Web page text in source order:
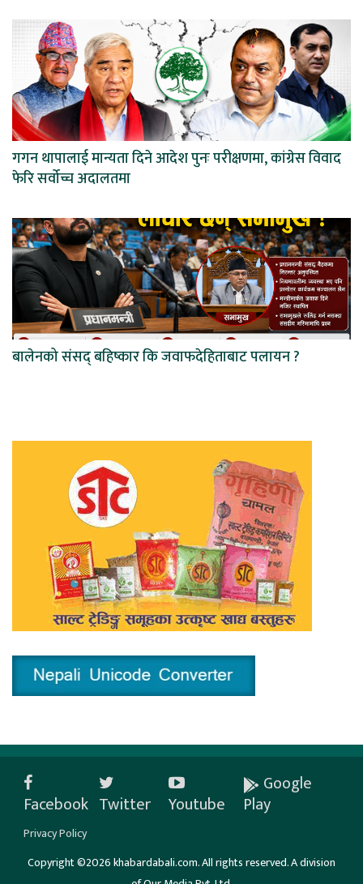
गगन थापालाई मान्यता दिने आदेश पुनः परीक्षणमा, कांग्रेस विवाद
फेरि सर्वोच्च अदालतमा
बालेनको संसद् बहिष्कार कि जवाफदेहिताबाट पलायन ?
Facebook Twitter Youtube
Google
Play
Privacy Policy
Copyright ©2026 khabardabali.com. All rights reserved. A division